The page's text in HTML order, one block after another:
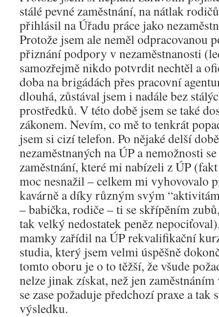
stálé pevné zaměstnání, na nátlak
přihlásil na Úřadu práce jako
Protože jsem ale neměl odpracovanou
přiznání podpory v nezaměstnanosti
samozřejmě nikdo potvrdit nechtěl a
doba na brigádách přes pracovní
dlouhá, zůstával jsem i nadále bez
prostředků. V této době jsem se také
zákonem. Nevím, co mě to tenkrát
jsem si cizí telefon. Po nějaké delší
nezaměstnaných na ÚP a nemožnosti
zaměstnání, které mi nabízeli z ÚP
moc nesnažil – celkem mi vyhovovalo
kavárně a díky různým svým
– babička, rodiče – ti se skřípěním
tak velký nedostatek peněz
mamky zařídil na ÚP rekvalifikační
studia, který jsem velmi úspěšně
tomto oboru je o to těžší, že všude
nelze jinak získat, než jen
se zase požaduje předchozí praxe a tak
výsledku.